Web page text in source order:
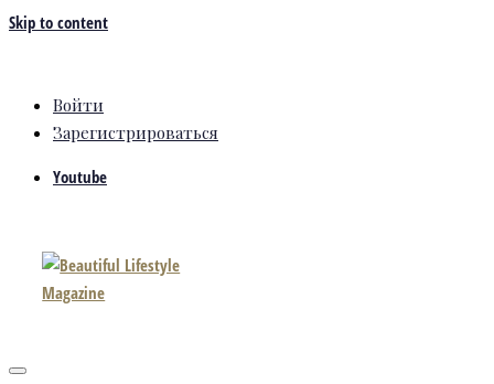
Skip to content
Войти
Зарегистрироваться
Youtube